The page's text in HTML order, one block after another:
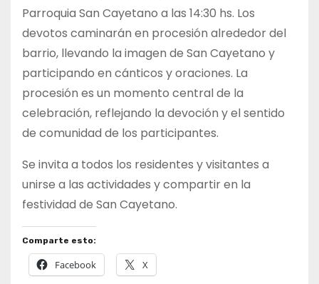
Parroquia San Cayetano a las 14:30 hs. Los
devotos caminarán en procesión alrededor del
barrio, llevando la imagen de San Cayetano y
participando en cánticos y oraciones. La
procesión es un momento central de la
celebración, reflejando la devoción y el sentido
de comunidad de los participantes.
Se invita a todos los residentes y visitantes a
unirse a las actividades y compartir en la
festividad de San Cayetano.
Comparte esto:
Facebook X